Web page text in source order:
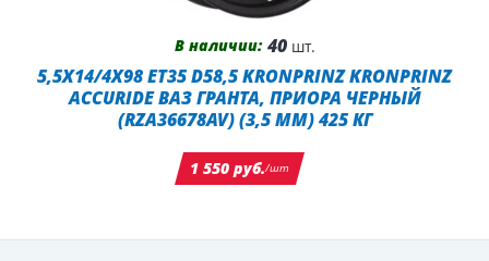
В наличии: 40шт.
5,5X14/4X98 ET35 D58,5 KRONPRINZ KRONPRINZ
ACCURIDE ВАЗ ГРАНТА, ПРИОРА ЧЕРНЫЙ
(RZA36678AV) (3,5 ММ) 425 КГ
1 550 руб./шт